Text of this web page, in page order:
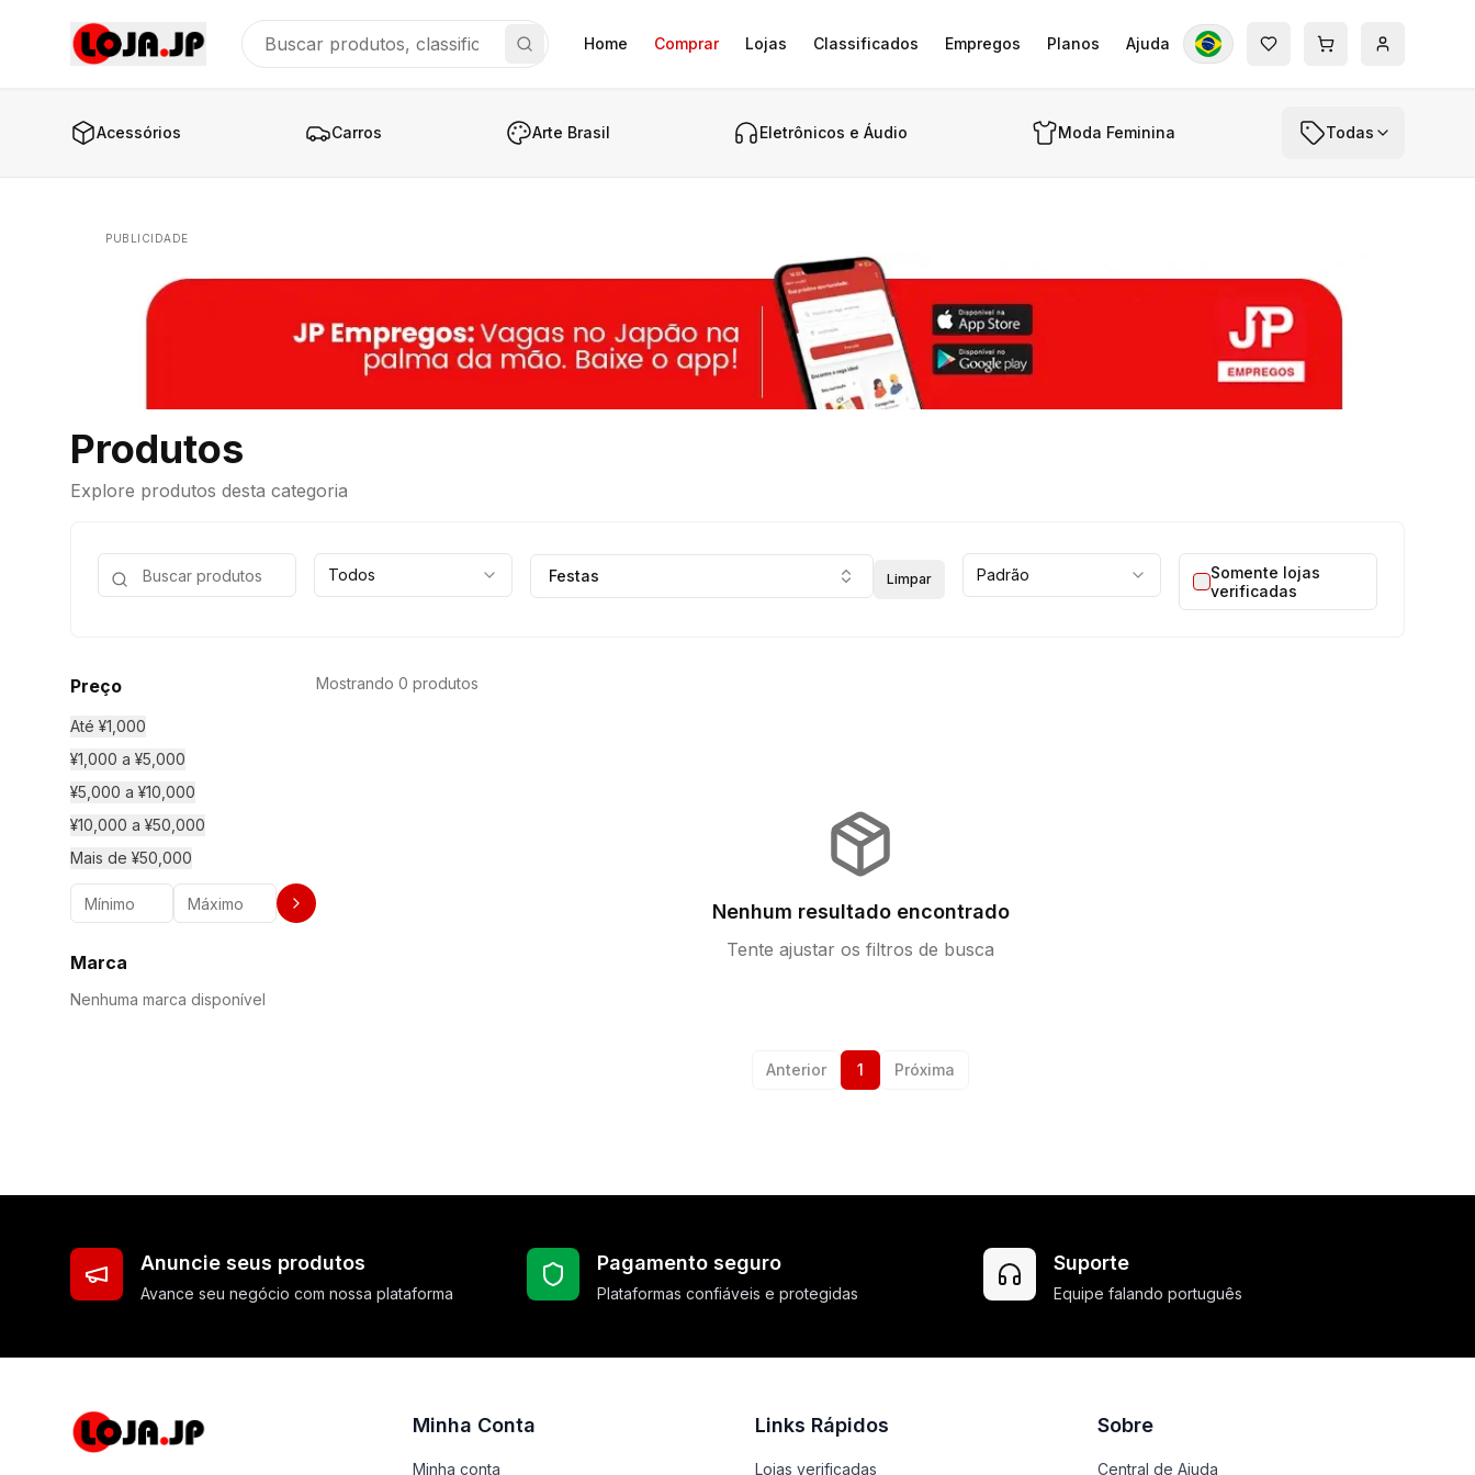
Home Comprar Lojas Classificados Empregos Planos Ajuda
Acessórios Carros Arte Brasil Eletrônicos e Áudio Moda Feminina Todas
PUBLICIDADE
Produtos
Explore produtos desta categoria
Todos Festas Limpar Padrão
Somente lojas
verificadas
Preço
Até ¥1,000
¥1,000 a ¥5,000
¥5,000 a ¥10,000
¥10,000 a ¥50,000
Mais de ¥50,000
Marca
Nenhuma marca disponível
Mostrando 0 produtos
Nenhum resultado encontrado
Tente ajustar os filtros de busca
Anterior 1 Próxima
Anuncie seus produtos
Avance seu negócio com nossa plataforma
Pagamento seguro
Plataformas confiáveis e protegidas
Suporte
Equipe falando português
Minha Conta
Minha conta
Links Rápidos
Lojas verificadas
Sobre
Central de Ajuda